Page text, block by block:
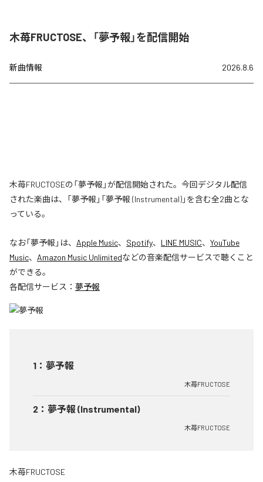
木苺FRUCTOSE、「夢予報」を配信開始
新曲情報 2026.8.6
木苺FRUCTOSEの「夢予報」が配信開始された。今回デジタル配信
された楽曲は、「夢予報」「夢予報 (Instrumental)」を含む全2曲とな
っている。
なお「夢予報 」は、 Apple Music、 Spotify、 LINE MUSIC、 YouTube
Music、 Amazon Music Unlimitedなどの音楽配信サービスで聴くこと
ができる。
各配信サービス： 夢予報
1 ： 夢予報
木苺FRUCTOSE
2 ： 夢予報 (Instrumental)
木苺FRUCTOSE
木苺FRUCTOSE